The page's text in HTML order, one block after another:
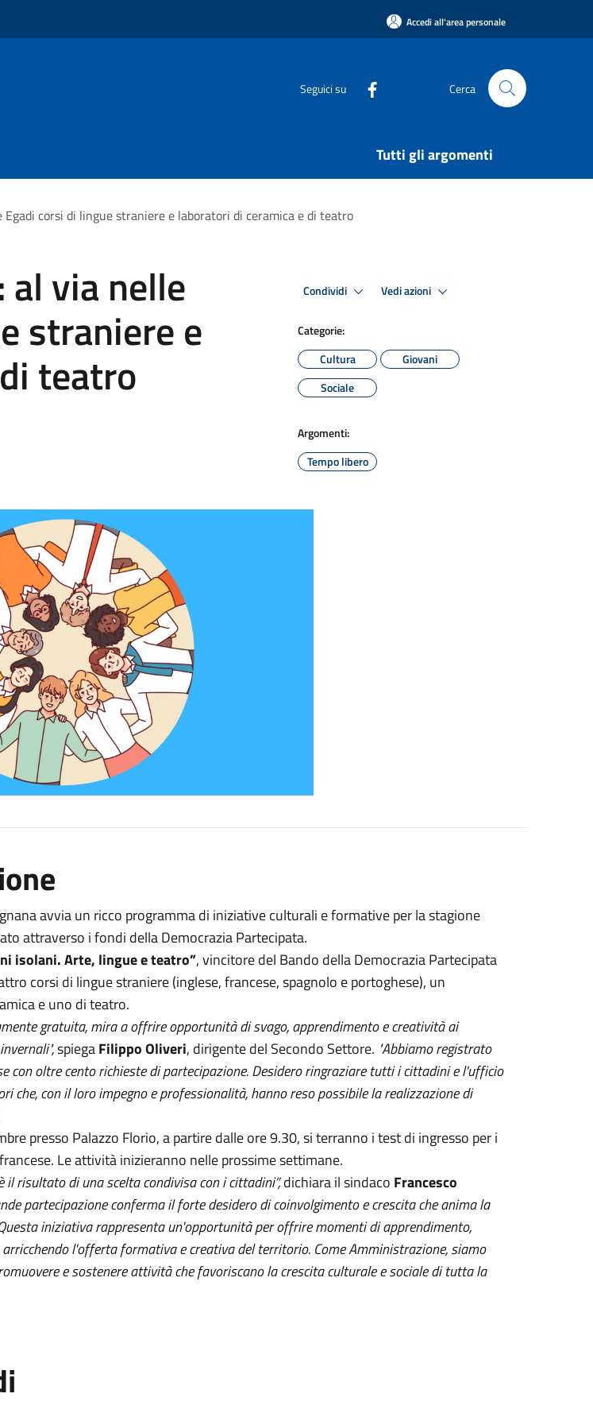
Accedi all'area personale
Seguici su Cerca
Tutti gli argomenti
corsi di lingue straniere e laboratori di ceramica e di teatro
al via nelle
straniere e
teatro
Condividi Vedi azioni
Categorie:
Cultura
Giovani
Sociale
Argomenti:
Tempo libero
avvia un ricco programma di iniziative culturali e formative per la stagione
attraverso i fondi della Democrazia Partecipata.
isolani. Arte, lingue e teatro”, vincitore del Bando della Democrazia Partecipata
corsi di lingue straniere (inglese, francese, spagnolo e portoghese), un
e uno di teatro.
gratuita, mira a offrire opportunità di svago, apprendimento e creatività ai
spiegaFilippo Oliveri, dirigente del Secondo Settore. "Abbiamo registrato
con oltre cento richieste di partecipazione. Desidero ringraziare tutti i cittadini e l'ufficio
che, con il loro impegno e professionalità, hanno reso possibile la realizzazione di
presso Palazzo Florio, a partire dalle ore 9.30, si terranno i test di ingresso per i
Le attività inizieranno nelle prossime settimane.
il risultato di una scelta condivisa con i cittadini”,dichiara il sindaco Francesco
partecipazione conferma il forte desidero di coinvolgimento e crescita che anima la
iniziativa rappresenta un'opportunità per offrire momenti di apprendimento,
l'offerta formativa e creativa del territorio. Come Amministrazione, siamo
e sostenere attività che favoriscano la crescita culturale e sociale di tutta la